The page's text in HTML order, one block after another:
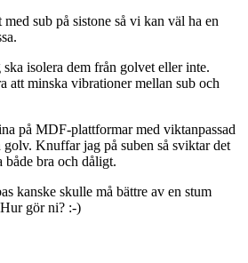
sub på sistone så vi kan väl ha en
isolera dem från golvet eller inte.
att minska vibrationer mellan sub och
på MDF-plattformar med viktanpassad
Knuffar jag på suben så sviktar det
bra och dåligt.
kanske skulle må bättre av en stum
gör ni? :-)